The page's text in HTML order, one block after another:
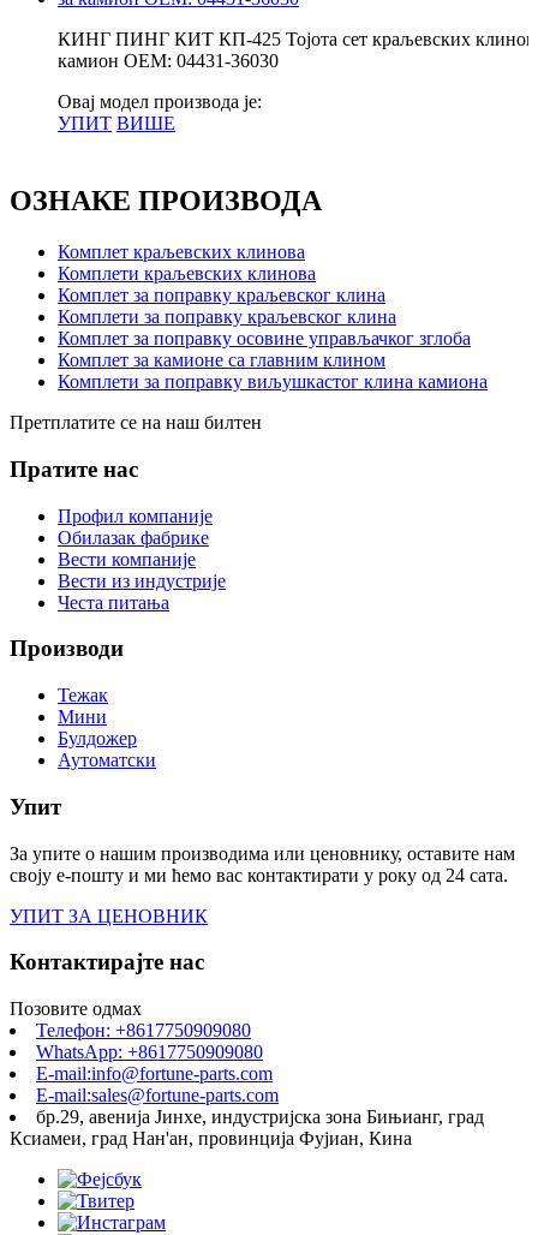
КИНГ ПИНГ КИТ КП-425 Тојота сет краљевских
камион ОЕМ: 04431-36030
Овај модел производа је:
УПИТ ВИШЕ
ОЗНАКЕ ПРОИЗВОДА
Комплет краљевских клинова
Комплети краљевских клинова
Комплет за поправку краљевског клина
Комплети за поправку краљевског клина
Комплет за поправку осовине управљачког зглоба
Комплет за камионе са главним клином
Комплети за поправку виљушкастог клина камиона
Претплатите се на наш билтен
Пратите нас
Профил компаније
Обилазак фабрике
Вести компаније
Вести из индустрије
Честа питања
Производи
Тежак
Мини
Булдожер
Аутоматски
Упит
За упите о нашим производима или ценовнику, оставите нам
своју е-пошту и ми ћемо вас контактирати у року од 24 сата.
УПИТ ЗА ЦЕНОВНИК
Контактирајте нас
Позовите одмах
Телефон: +8617750909080
WhatsApp: +8617750909080
E-mail:info@fortune-parts.com
E-mail:sales@fortune-parts.com
бр.29, авенија Јинхе, индустријска зона Бињианг, град
Ксиамеи, град Нан'ан, провинција Фујиан, Кина